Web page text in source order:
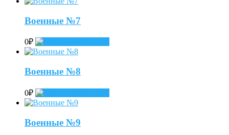
Военные №7
0₽
Военные №8
0₽
Военные №9